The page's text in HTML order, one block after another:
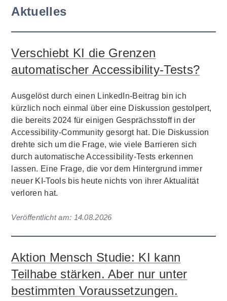
Aktuelles
Verschiebt KI die Grenzen
automatischer Accessibility-Tests?
Ausgelöst durch einen LinkedIn-Beitrag bin ich
kürzlich noch einmal über eine Diskussion gestolpert,
die bereits 2024 für einigen Gesprächsstoff in der
Accessibility-Community gesorgt hat. Die Diskussion
drehte sich um die Frage, wie viele Barrieren sich
durch automatische Accessibility-Tests erkennen
lassen. Eine Frage, die vor dem Hintergrund immer
neuer KI-Tools bis heute nichts von ihrer Aktualität
verloren hat.
Veröffentlicht am: 14.08.2026
Aktion Mensch Studie: KI kann
Teilhabe stärken. Aber nur unter
bestimmten Voraussetzungen.